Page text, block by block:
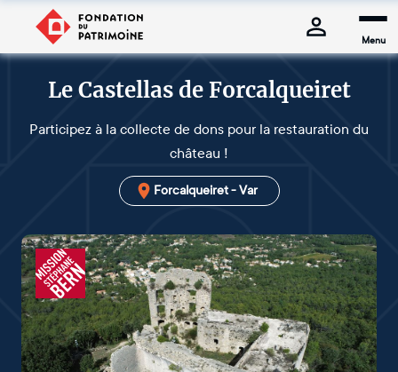
Menu
Le Castellas de Forcalqueiret
Participez à la collecte de dons pour la restauration du
château !
Forcalqueiret - Var